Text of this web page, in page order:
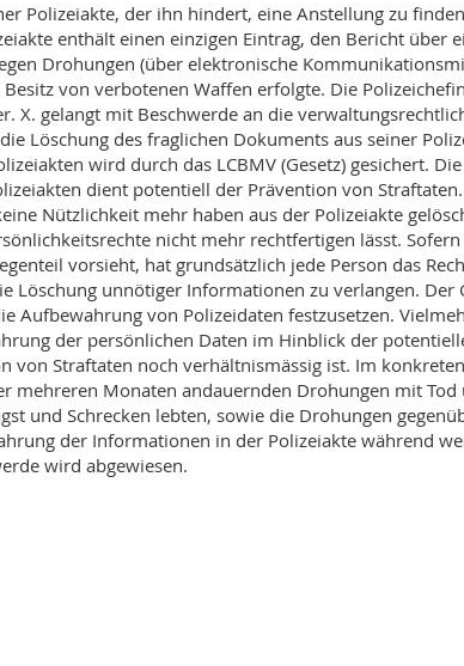
Polizeiakte, der ihn hindert, eine Anstellung zu
enthält einen einzigen Eintrag, den Bericht über
Drohungen (über elektronische
von verbotenen Waffen erfolgte. Die
X. gelangt mit Beschwerde an die
Löschung des fraglichen Dokuments aus seiner
wird durch das LCBMV (Gesetz) gesichert. Die
dient potentiell der Prävention von
Nützlichkeit mehr haben aus der Polizeiakte
nicht mehr rechtfertigen lässt. Sofern
vorsieht, hat grundsätzlich jede Person das
Löschung unnötiger Informationen zu verlangen. Der
Aufbewahrung von Polizeidaten festzusetzen.
der persönlichen Daten im Hinblick der
Straftaten noch verhältnismässig ist. Im
mehreren Monaten andauernden Drohungen mit Tod
und Schrecken lebten, sowie die Drohungen
der Informationen in der Polizeiakte während
wird abgewiesen.